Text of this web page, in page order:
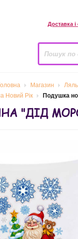
Доставка і
Магазин
Новий Рік
Подушка
"ДІД